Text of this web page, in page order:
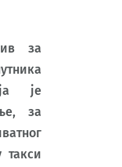
за
је
за
такси